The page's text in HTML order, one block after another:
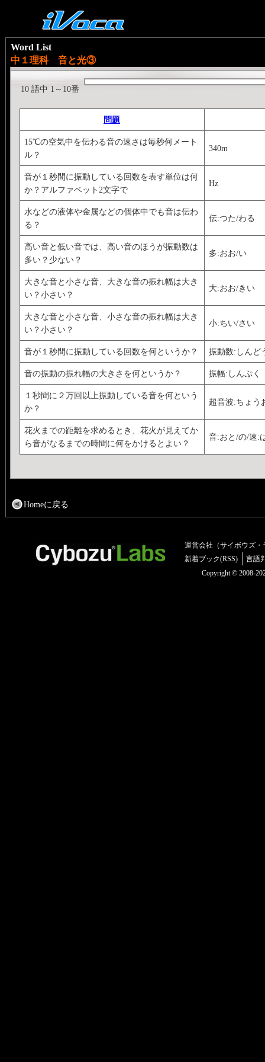
Word List
中１理科 音と光③
10 語中 1～10番
問題
15℃の空気中を伝わる音の速さは毎秒何メート
ル？
340m
音が１秒間に振動している回数を表す単位は何
か？アルファベット2文字で
Hz
水などの液体や金属などの個体中でも音は伝わ
る？
伝:つた/わる
高い音と低い音では、高い音のほうが振動数は
多い？少ない？
多:おお/い
大きな音と小さな音、大きな音の振れ幅は大き
い？小さい？
大:おお/きい
大きな音と小さな音、小さな音の振れ幅は大き
い？小さい？
小:ちい/さい
音が１秒間に振動している回数を何というか？ 振動数:しんど
音の振動の振れ幅の大きさを何というか？ 振幅:しんぷく
１秒間に２万回以上振動している音を何という
か？
超音波:ちょう
花火までの距離を求めるとき、花火が見えてか
ら音がなるまでの時間に何をかけるとよい？
音:おと/の/速:
Homeに戻る
運営会社（サイボウズ・
新着ブック(RSS)
言語
Copyright © 2008-